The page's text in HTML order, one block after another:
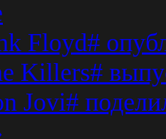
Floyd#
Killers#
Jovi#